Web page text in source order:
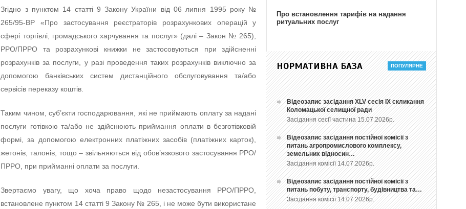
Згідно з пунктом 14 статті 9 Закону України від 06 липня 1995 року №
265/95-ВР «Про застосування реєстраторів розрахункових операцій у
сфері торгівлі, громадського харчування та послуг» (далі – Закон № 265),
РРО/ПРРО та розрахункові книжки не застосовуються при здійсненні
розрахунків за послуги, у разі проведення таких розрахунків виключно за
допомогою банківських систем дистанційного обслуговування та/або
сервісів переказу коштів.
Таким чином, суб’єкти господарювання, які не приймають оплату за надані
послуги готівкою та/або не здійснюють приймання оплати в безготівковій
формі, за допомогою електронних платіжних засобів (платіжних карток),
жетонів, талонів, тощо – звільняються від обов’язкового застосування РРО/
ПРРО, при прийманні оплати за послуги.
Звертаємо увагу, що хоча право щодо незастосування РРО/ПРРО,
встановлене пунктом 14 статті 9 Закону № 265, і не може бути використане
Про встановлення тарифів на надання
ритуальних послуг
НОРМАТИВНА БАЗА
Відеозапис засідання ХLV сесія ІХ скликання
Коломацької селищної ради
Засідання сесії частина 15.07.2026р.
Відеозапис засідання постійної комісії з
питань агропромислового комплексу,
земельних відносин…
Засідання комісії 14.07.2026р.
Відеозапис засідання постійної комісії з
питань побуту, транспорту, будівництва та…
Засідання комісії 14.07.2026р.